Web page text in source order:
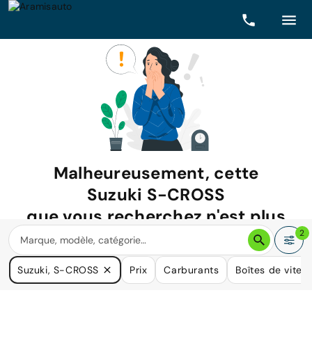
Malheureusement, cette
Suzuki S-CROSS
que vous recherchez n'est plus
disponible.
Nous avons de nombreuses voitures qui pourraient répondre
à vos besoins.
2
Suzuki, S-CROSS Prix Carburants Boîtes de